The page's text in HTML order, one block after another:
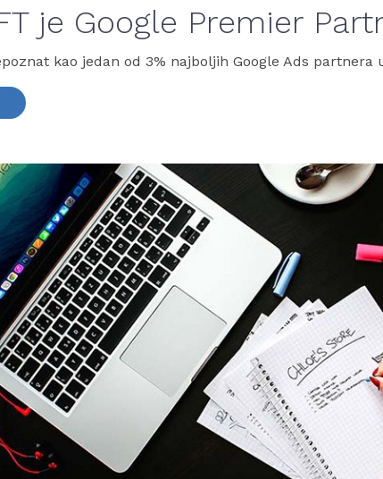
je Google Premier
kao jedan od 3% najboljih Google Ads partnera